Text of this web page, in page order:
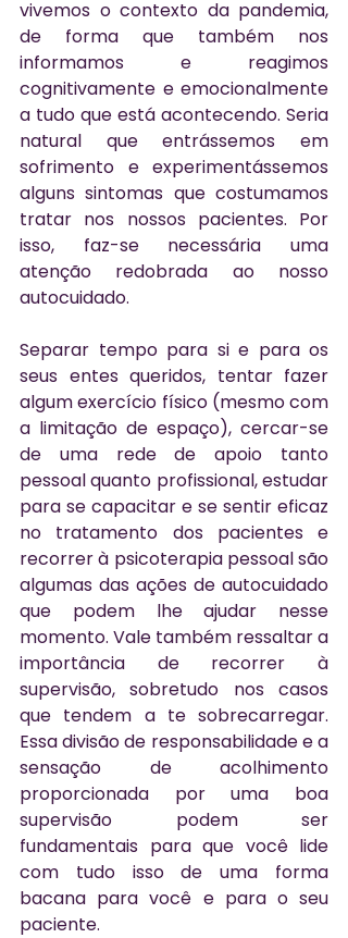
vivemos o contexto da pandemia,
de forma que também nos
informamos e reagimos
cognitivamente e emocionalmente
a tudo que está acontecendo. Seria
natural que entrássemos em
sofrimento e experimentássemos
alguns sintomas que costumamos
tratar nos nossos pacientes. Por
isso, faz-se necessária uma
atenção redobrada ao nosso
autocuidado.
Separar tempo para si e para os
seus entes queridos, tentar fazer
algum exercício físico (mesmo com
a limitação de espaço), cercar-se
de uma rede de apoio tanto
pessoal quanto profissional, estudar
para se capacitar e se sentir eficaz
no tratamento dos pacientes e
recorrer à psicoterapia pessoal são
algumas das ações de autocuidado
que podem lhe ajudar nesse
momento. Vale também ressaltar a
importância de recorrer à
supervisão, sobretudo nos casos
que tendem a te sobrecarregar.
Essa divisão de responsabilidade e a
sensação de acolhimento
proporcionada por uma boa
supervisão podem ser
fundamentais para que você lide
com tudo isso de uma forma
bacana para você e para o seu
paciente.